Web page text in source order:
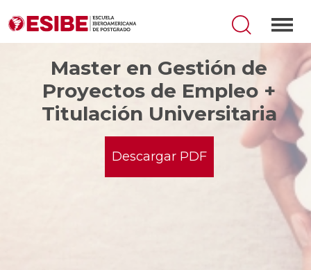
Master en Gestión de
Proyectos de Empleo +
Titulación Universitaria
Descargar PDF